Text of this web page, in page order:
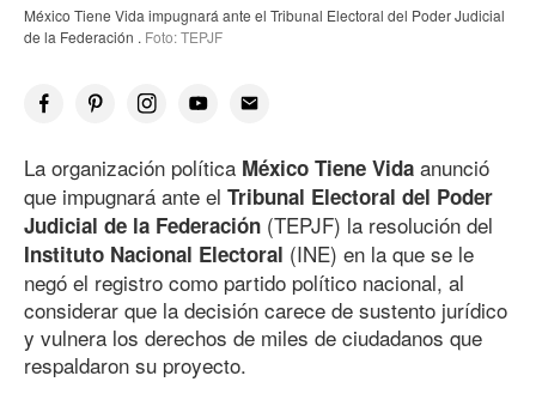
México Tiene Vida impugnará ante el Tribunal Electoral del Poder Judicial
de la Federación . Foto: TEPJF
La organización política México Tiene Vida anunció
que impugnará ante el Tribunal Electoral del Poder
Judicial de la Federación (TEPJF) la resolución del
Instituto Nacional Electoral (INE) en la que se le
negó el registro como partido político nacional, al
considerar que la decisión carece de sustento jurídico
y vulnera los derechos de miles de ciudadanos que
respaldaron su proyecto.